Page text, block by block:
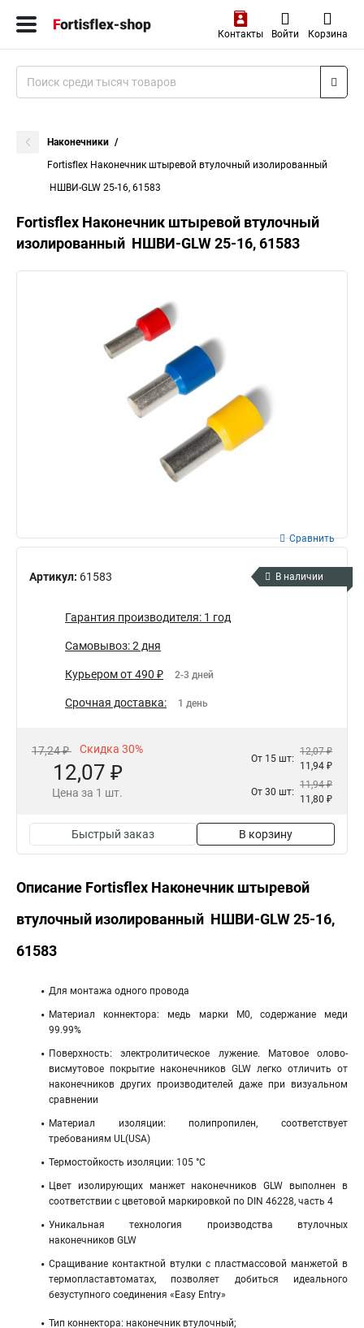
Контакты Войти Корзина
Наконечники
Fortisflex Наконечник штыревой втулочный изолированный
НШВИ-GLW 25-16, 61583
Fortisflex Наконечник штыревой втулочный
изолированный НШВИ-GLW 25-16, 61583
Артикул: 61583
Сравнить
В наличии
Гарантия производителя: 1 год
Самовывоз: 2 дня
Курьером от 490 ₽ 2-3 дней
Срочная доставка: 1 день
17,24 ₽ Скидка 30%
12,07 ₽
Цена за 1 шт.
От 15 шт:
12,07 ₽
11,94 ₽
От 30 шт:
11,94 ₽
11,80 ₽
Быстрый заказ В корзину
Описание Fortisflex Наконечник штыревой
втулочный изолированный НШВИ-GLW 25-16,
61583
Для монтажа одного провода
Материал коннектора: медь марки М0, содержание меди
99.99%
Поверхность: электролитическое лужение. Матовое олово-
висмутовое покрытие наконечников GLW легко отличить от
наконечников других производителей даже при визуальном
сравнении
Материал изоляции: полипропилен, соответствует
требованиям UL(USA)
Термостойкость изоляции: 105 °C
Цвет изолирующих манжет наконечников GLW выполнен в
соответствии с цветовой маркировкой по DIN 46228, часть 4
Уникальная технология производства втулочных
наконечников GLW
Сращивание контактной втулки с пластмассовой манжетой в
термопластавтоматах, позволяет добиться идеального
безуступного соединения «Easy Entry»
Тип коннектора: наконечник втулочный;